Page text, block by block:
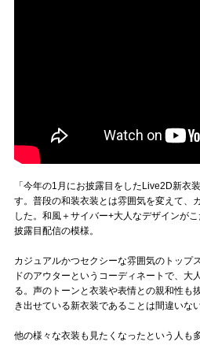
「今年の1月にお披露目をしたLive2D新衣
す。普段の和装衣装とは雰囲気を変えて、
した。和風＋サイバー+大人なデザインが
披露目配信の模様。
カジュアルかつセクシーな雰囲気のトップ
ドのアウターというコーディネートで、大
る。声のトーンと衣装や表情との親和性も
き出せている新衣装であることは間違いない
他の様々な衣装も見たくなったという人も